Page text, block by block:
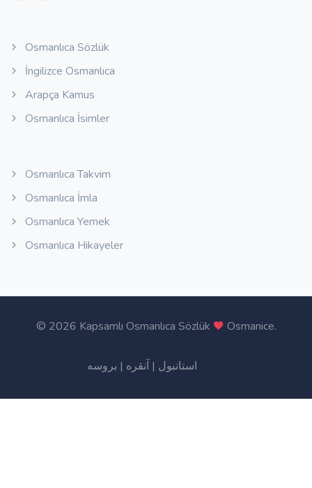
Osmanlıca Sözlük
İngilizce Osmanlıca
Arapça Kamus
Osmanlıca İsimler
Osmanlıca Takvim
Osmanlıca İmla
Osmanlıca Yemek
Osmanlıca Hikayeler
© 2026 Kapsamlı Osmanlıca Sözlük Osmanice.
استانبول | آنقره | بروسه